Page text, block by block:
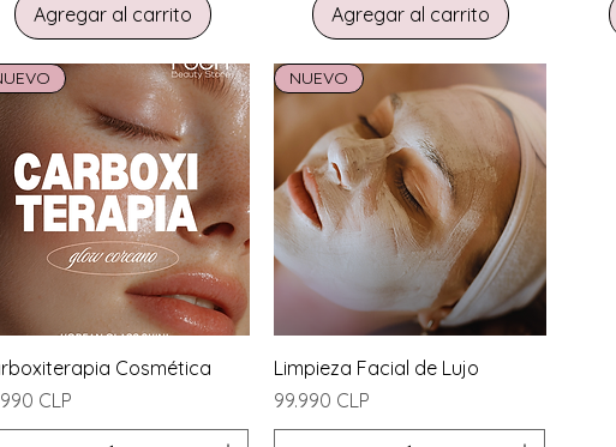
Agregar al carrito Agregar al carrito
Vista rápidaCosmética
CLP
Vista rápida
NUEVO
Limpieza Facial de Lujo
Precio
99.990 CLP